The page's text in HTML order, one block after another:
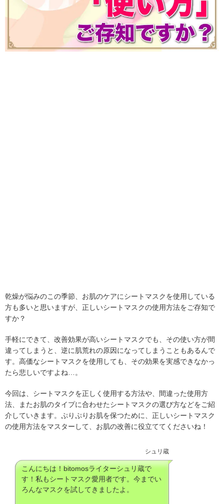
乾燥が悩みのこの季節、お肌のケアにシートマスクを使用している
方も多いと思いますが、正しいシートマスクの使用方法をご存知で
すか？
手軽にできて、改善効果が高いシートマスクでも、その使い方が間
違ってしまうと、逆に肌荒れの原因になってしまうこともあるんで
す。高価なシートマスクを使用しても、その効果を実感できなかっ
たら悲しいですよね…。
今回は、シートマスクを正しく使用する方法や、間違った使用方
法、またお肌のタイプに合わせたシートマスクの選び方などをご紹
介していきます。ぷりぷりお肌を保つために、正しいシートマスク
の使用方法をマスターして、お肌の改善に役立ててくださいね！
シュリ蔵
こんにちは！bitomosライターシュリ蔵で
す！私もシートマスク愛用者です。今までい
ろんなマスクを試してきましたよ。